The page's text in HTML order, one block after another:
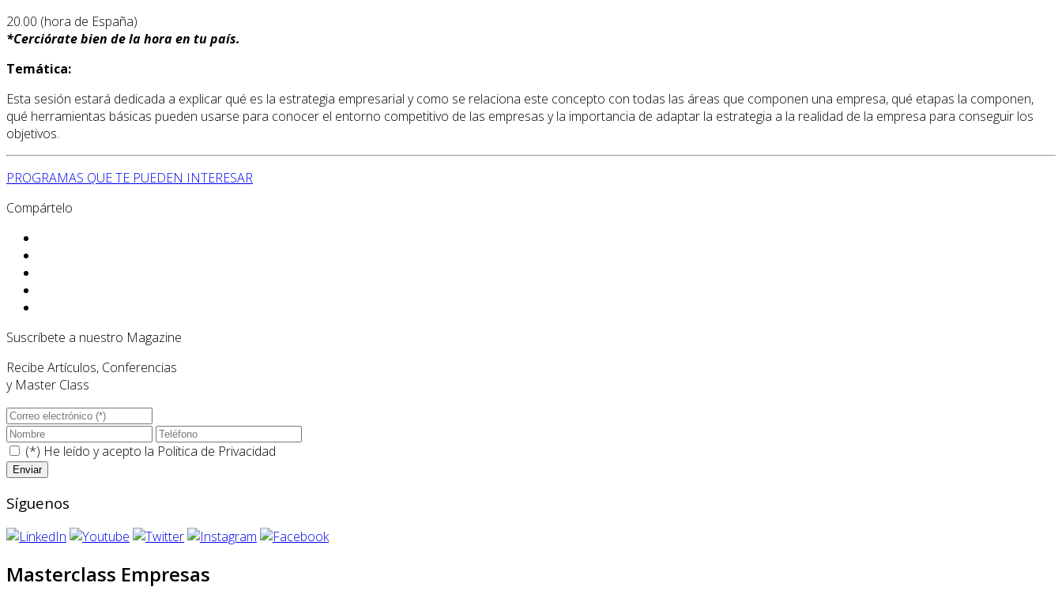
20.00 (hora de España)
*Cerciórate bien de la hora en tu país.
Temática:
Esta sesión estará dedicada a explicar qué es la estrategia empresarial y como se relaciona este concepto con todas las áreas que componen una empresa, qué etapas la componen,
qué herramientas básicas pueden usarse para conocer el entorno competitivo de las empresas y la importancia de adaptar la estrategia a la realidad de la empresa para conseguir los
objetivos.
PROGRAMAS QUE TE PUEDEN INTERESAR
Compártelo
Suscríbete a nuestro Magazine
Recibe Artículos, Conferencias
y Master Class
(*) He leído y acepto la Politica de Privacidad
Síguenos
Masterclass Empresas